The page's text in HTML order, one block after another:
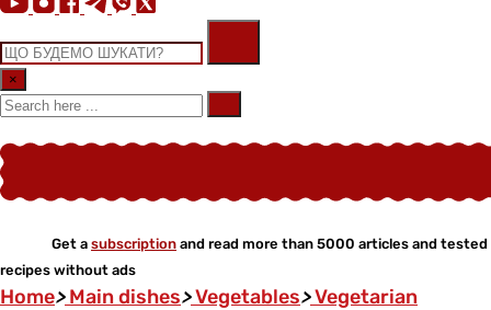
×
Get a subscription and read more than 5000 articles and tested
recipes without ads
Home>Main dishes>Vegetables>Vegetarian